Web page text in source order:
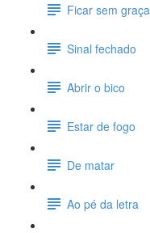
Ficar sem graça
Sinal fechado
Abrir o bico
Estar de fogo
De matar
Ao pé da letra